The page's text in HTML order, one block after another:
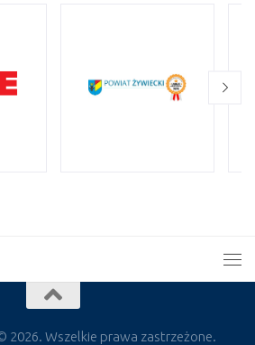
2026. Wszelkie prawa zastrzeżone.